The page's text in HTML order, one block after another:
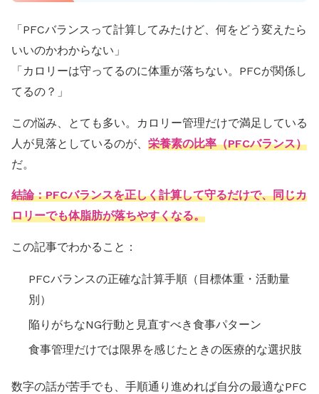
「PFCバランスって計算してみたけど、何をどう変えたら
いいのかわからない」
「カロリーは守ってるのに体重が落ちない。PFCが関係し
てるの？」
この悩み、とても多い。カロリー管理だけで満足している
人が見落としているのが、 栄養素の比率（PFCバランス）
だ。
結論：PFCバランスを正しく計算して守るだけで、同じカ
ロリーでも体脂肪が落ちやすくなる。
この記事でわかること：
PFCバランスの正確な計算手順（目標体重・活動量
別）
陥りがちなNG行動と見直すべき食事パターン
食事管理だけでは限界を感じたときの医療的な選択肢
数字の話が苦手でも、手順通り進めれば自分の最適なPFC